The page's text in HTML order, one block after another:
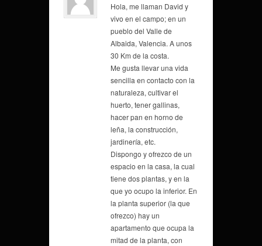
Hola, me llaman David y
vivo en el campo; en un
pueblo del Valle de
Albaida, Valencia. A unos
30 Km de la costa.
Me gusta llevar una vida
sencilla en contacto con la
naturaleza, cultivar el
huerto, tener gallinas,
hacer pan en horno de
leña, la construcción,
jardinería, etc.
Dispongo y ofrezco de un
espacio en la casa, la cual
tiene dos plantas, y en la
que yo ocupo la inferior. En
la planta superior (la que
ofrezco) hay un
apartamento que ocupa la
mitad de la planta, con